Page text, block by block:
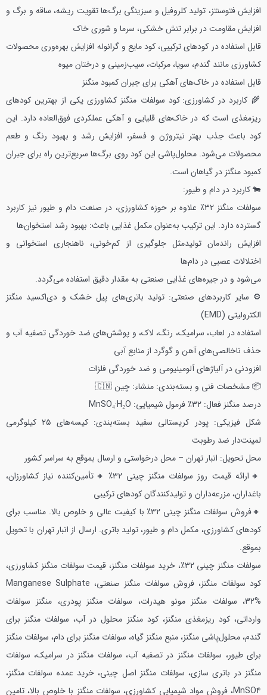
افزایش فتوسنتز، تولید کلروفیل و سبزینگی برگ‌هاتقویت ریشه، ساقه و برگ و
افزایش مقاومت در برابر تنش خشکی، سرما و شوری خاک
قابل استفاده در کودهای ترکیبی، کود مایع و گرانوله افزایش بهره‌وری محصولات
کشاورزی مانند گندم، سویا، مرکبات، سیب‌زمینی و درختان میوه
قابل استفاده در خاک‌های آهکی برای جبران کمبود منگنز
🌾 کاربرد در کشاورزی: کود سولفات منگنز کشاورزی یکی از بهترین کودهای
ریزمغذی است که در خاک‌های قلیایی و آهکی عملکردی فوق‌العاده دارد. این
کود باعث جذب بهتر نیتروژن و فسفر، افزایش رشد و بهبود رنگ و طعم
محصولات می‌شود. محلول‌پاشی این کود روی برگ‌ها سریع‌ترین راه برای جبران
کمبود منگنز در گیاهان است.
🐄 کاربرد در دام و طیور:
سولفات منگنز ۳۲٪ علاوه بر حوزه کشاورزی، در صنعت دام و طیور نیز کاربرد
گسترده دارد. این ترکیب به‌عنوان مکمل غذایی باعث: بهبود رشد استخوان‌ها
افزایش راندمان تولیدمثل جلوگیری از کم‌خونی، ناهنجاری استخوانی و
اختلالات عصبی در دام‌ها
می‌شود و در جیره‌های غذایی صنعتی به مقدار دقیق استفاده می‌گردد.
⚙️ سایر کاربردهای صنعتی: تولید باتری‌های پیل خشک و دی‌اکسید منگنز
الکترولیتی (EMD)
استفاده در لعاب، سرامیک، رنگ، لاک، و پوشش‌های ضد خوردگی تصفیه آب و
حذف ناخالصی‌های آهن و گوگرد از منابع آبی
افزودنی در آلیاژهای آلومینیومی و ضد خوردگی فلزات
📦 مشخصات فنی و بسته‌بندی: منشاء: چین 🇨🇳
درصد منگنز فعال: ۳۲٪
فرمول شیمیایی: MnSO₄·H₂O
شکل فیزیکی: پودر کریستالی سفید
بسته‌بندی: کیسه‌های ۲۵ کیلوگرمی
لمینت‌دار ضد رطوبت
محل تحویل: انبار تهران – محل درخواستی و ارسال بموقع به سراسر کشور
🔸ارائه قیمت روز سولفات منگنز چینی ۳۲٪
🔸تأمین‌کننده نیاز کشاورزان،
باغداران، مزرعه‌داران و تولیدکنندگان کودهای ترکیبی
🔸فروش سولفات منگنز چینی ۳۲٪ با کیفیت عالی و خلوص بالا. مناسب برای
کودهای کشاورزی، مکمل دام و طیور، تولید باتری. ارسال از انبار تهران با تحویل
بموقع.
سولفات منگنز چینی ۳۲٪، خرید سولفات منگنز، قیمت سولفات منگنز کشاورزی،
کود سولفات منگنز، فروش سولفات منگنز صنعتی، Manganese Sulphate
32%، سولفات منگنز مونو هیدرات، سولفات منگنز پودری، منگنز سولفات
وارداتی، کود ریزمغذی منگنز، کود منگنز محلول در آب، سولفات منگنز برای
گندم، محلول‌پاشی منگنز، منبع منگنز گیاه، سولفات منگنز برای دام، سولفات منگنز
برای طیور، سولفات منگنز در تصفیه آب، سولفات منگنز در سرامیک، سولفات
منگنز در باتری سازی، سولفات منگنز اصل چینی، خرید عمده سولفات منگنز،
MnSO4، فروش مواد شیمیایی کشاورزی، سولفات منگنز با خلوص بالا، تامین